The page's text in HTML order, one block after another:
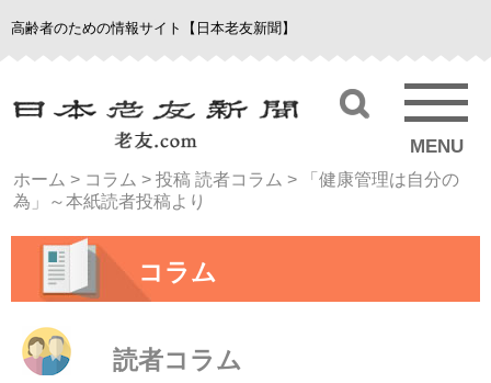
高齢者のための情報サイト【日本老友新聞】
MENU
ホーム > コラム > 投稿 読者コラム >
「健康管理は自分の
為」～本紙読者投稿より
コラム
読者コラム